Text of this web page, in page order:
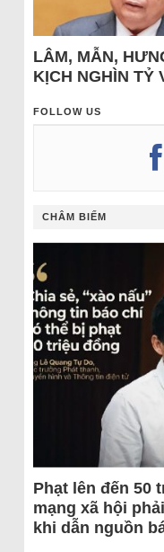
LÂM, MẪN,
KỊCH NGHÌN TỶ
FOLLOW US
CHÂM BIẾM
Phạt lên đến 50
mạng xã hội
khi dẫn nguồn